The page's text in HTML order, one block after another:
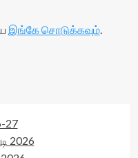
இங்கே சொடுக்கவும்.
27
2026